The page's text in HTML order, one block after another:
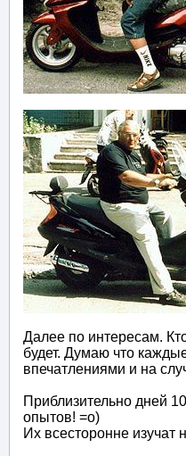
Далее по интересам.
будет. Думаю что
впечатлениями и на
Приблизительно дней
опытов! =о)
Их всесторонне